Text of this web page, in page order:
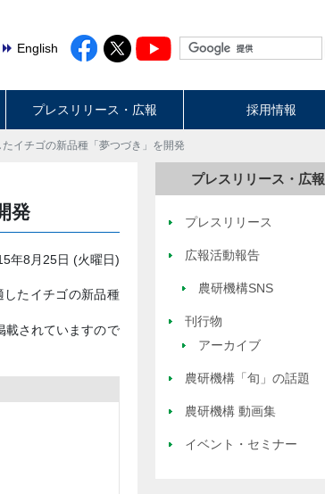
English
プレスリリース・広報 採用情報
イチゴの新品種「夢つづき」を開発
発
年8月25日 (火曜日)
たイチゴの新品種
載されていますので
プレスリリース・広報
プレスリリース
広報活動報告
農研機構SNS
刊行物
アーカイブ
農研機構「旬」の話題
農研機構 動画集
イベント・セミナー